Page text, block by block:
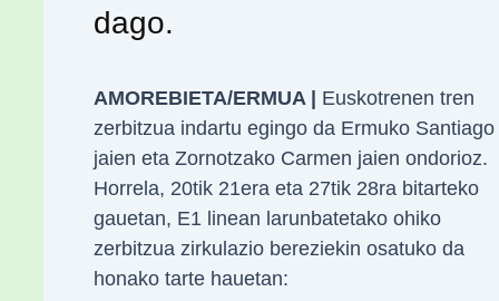
dago.
AMOREBIETA/ERMUA |
Euskotrenen tren
zerbitzua indartu egingo da Ermuko Santiago
jaien eta Zornotzako Carmen jaien ondorioz.
Horrela, 20tik 21era eta 27tik 28ra bitarteko
gauetan, E1 linean larunbatetako ohiko
zerbitzua zirkulazio bereziekin osatuko da
honako tarte hauetan: